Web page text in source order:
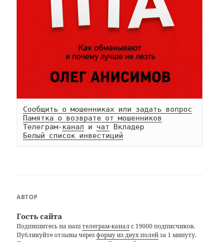
Сообщить о мошенниках или задать вопрос
Памятка о возврате от мошенников
Телеграм-канал и чат
Белый список инвестиций
АВТОР
Гость сайта
Подпишитесь на наштелеграм-каналс 19000 подписчиков.
Публикуйте отзывы черезформу из двух полейза 1 минуту.